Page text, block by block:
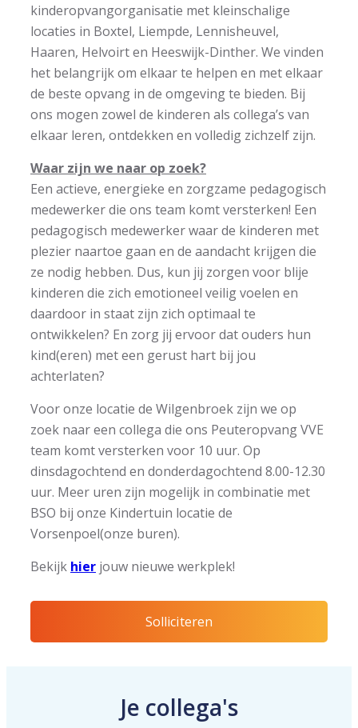
kinderopvangorganisatie met kleinschalige
locaties in Boxtel, Liempde, Lennisheuvel,
Haaren, Helvoirt en Heeswijk-Dinther. We vinden
het belangrijk om elkaar te helpen en met elkaar
de beste opvang in de omgeving te bieden. Bij
ons mogen zowel de kinderen als collega’s van
elkaar leren, ontdekken en volledig zichzelf zijn.
Waar zijn we naar op zoek?
Een actieve, energieke en zorgzame pedagogisch
medewerker die ons team komt versterken! Een
pedagogisch medewerker waar de kinderen met
plezier naartoe gaan en de aandacht krijgen die
ze nodig hebben. Dus, kun jij zorgen voor blije
kinderen die zich emotioneel veilig voelen en
daardoor in staat zijn zich optimaal te
ontwikkelen? En zorg jij ervoor dat ouders hun
kind(eren) met een gerust hart bij jou
achterlaten?
Voor onze locatie de Wilgenbroek zijn we op
zoek naar een collega die ons Peuteropvang VVE
team komt versterken voor 10 uur. Op
dinsdagochtend en donderdagochtend 8.00-12.30
uur. Meer uren zijn mogelijk in combinatie met
BSO bij onze Kindertuin locatie de
Vorsenpoel(onze buren).
Bekijk hier jouw nieuwe werkplek!
Solliciteren
Je collega's